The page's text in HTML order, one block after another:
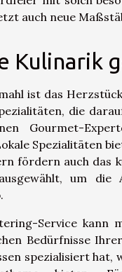
auch neue
Kulinarik
ist das
die
Gourmet-
Spezialitäten
fördern auch das
um die
Service kann
Bedürfnisse
spezialisiert